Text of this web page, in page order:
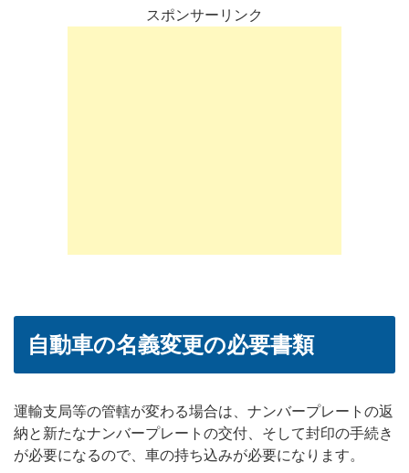
スポンサーリンク
自動車の名義変更の必要書類
運輸支局等の管轄が変わる場合は、ナンバープレートの返
納と新たなナンバープレートの交付、そして封印の手続き
が必要になるので、車の持ち込みが必要になります。